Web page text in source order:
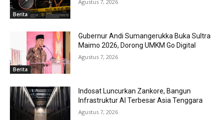
Berita
Agustus 7, 2026
Berita
Gubernur Andi Sumangerukka Buka Sultra
Maimo 2026, Dorong UMKM Go Digital
Agustus 7, 2026
Indosat Luncurkan Zankore, Bangun
Infrastruktur AI Terbesar Asia Tenggara
Agustus 7, 2026